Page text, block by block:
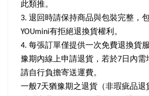
此類推。
3. 退回時請保持商品與包裝完整，
YOUmini有拒絕退換貨權利。
4. 每張訂單僅提供一次免費退換貨
豫期內線上申請退貨，若於7日內需
請自行負擔寄送運費。
一般7天猶豫期之退貨（非瑕疵品退